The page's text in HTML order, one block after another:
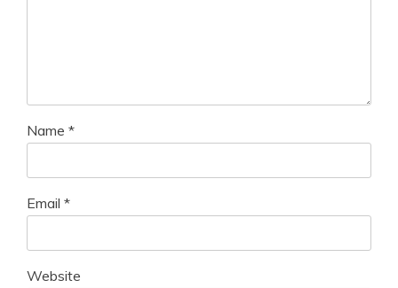
Name *
Email *
Website